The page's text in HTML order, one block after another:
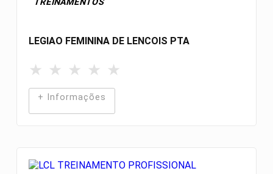
TREINAMENTOS
LEGIAO FEMININA DE LENCOIS PTA
★ ★ ★ ★ ★
+ Informações